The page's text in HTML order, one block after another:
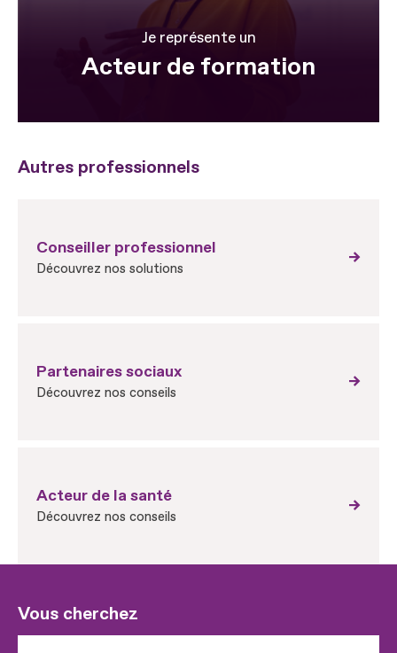
Je représente un
Acteur de formation
Autres professionnels
Conseiller professionnel
Découvrez nos solutions
Partenaires sociaux
Découvrez nos conseils
Acteur de la santé
Découvrez nos conseils
Vous cherchez